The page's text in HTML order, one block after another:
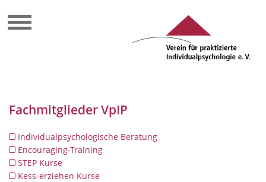
Fachmitglieder VpIP
Individualpsychologische Beratung
Encouraging-Training
STEP Kurse
Kess-erziehen Kurse